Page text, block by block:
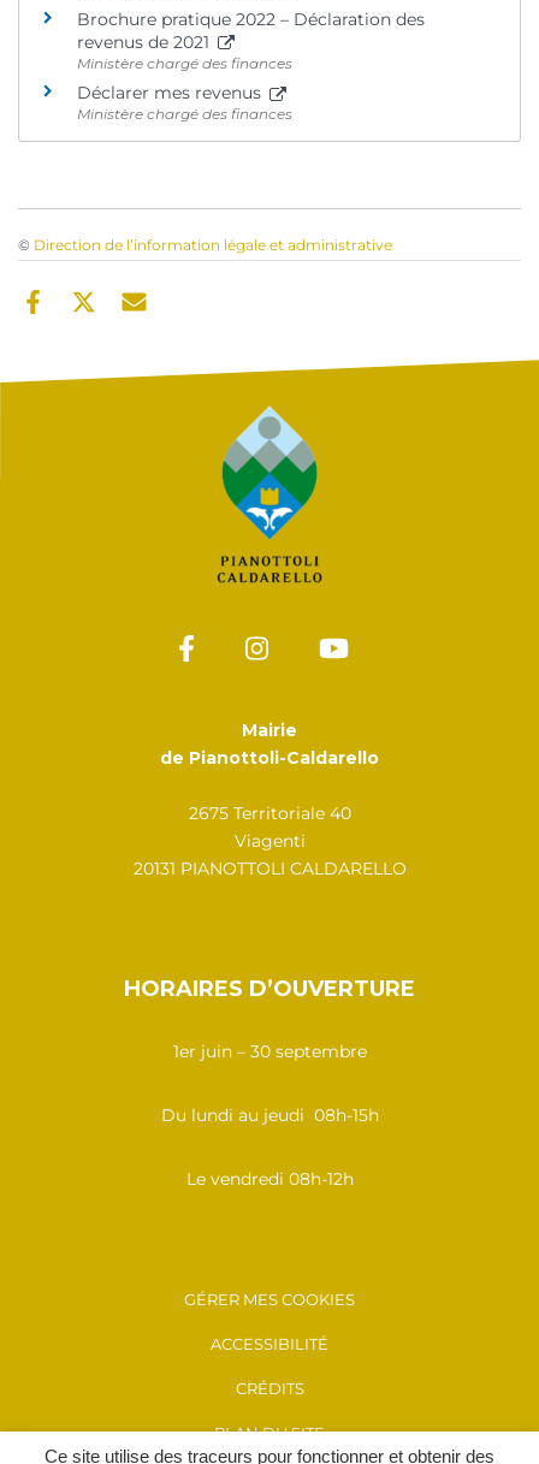
Ce site utilise des traceurs pour fonctionner et obtenir des
Brochure pratique 2022 – Déclaration des
revenus de 2021
Ministère chargé des finances
Déclarer mes revenus
Ministère chargé des finances
© Direction de l’information légale et administrative
Mairie
de Pianottoli-Caldarello
2675 Territoriale 40
Viagenti
20131 PIANOTTOLI CALDARELLO
HORAIRES D’OUVERTURE
1er juin – 30 septembre
Du lundi au jeudi 08h-15h
Le vendredi 08h-12h
GÉRER MES COOKIES
ACCESSIBILITÉ
CRÉDITS
PLAN DU SITE